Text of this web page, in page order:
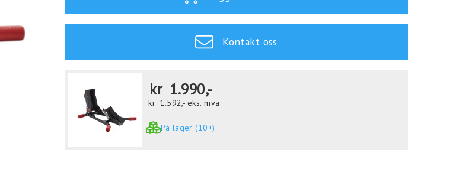
Kontakt oss
kr 1.990,-
kr 1.592,- eks. mva
På lager (10+)